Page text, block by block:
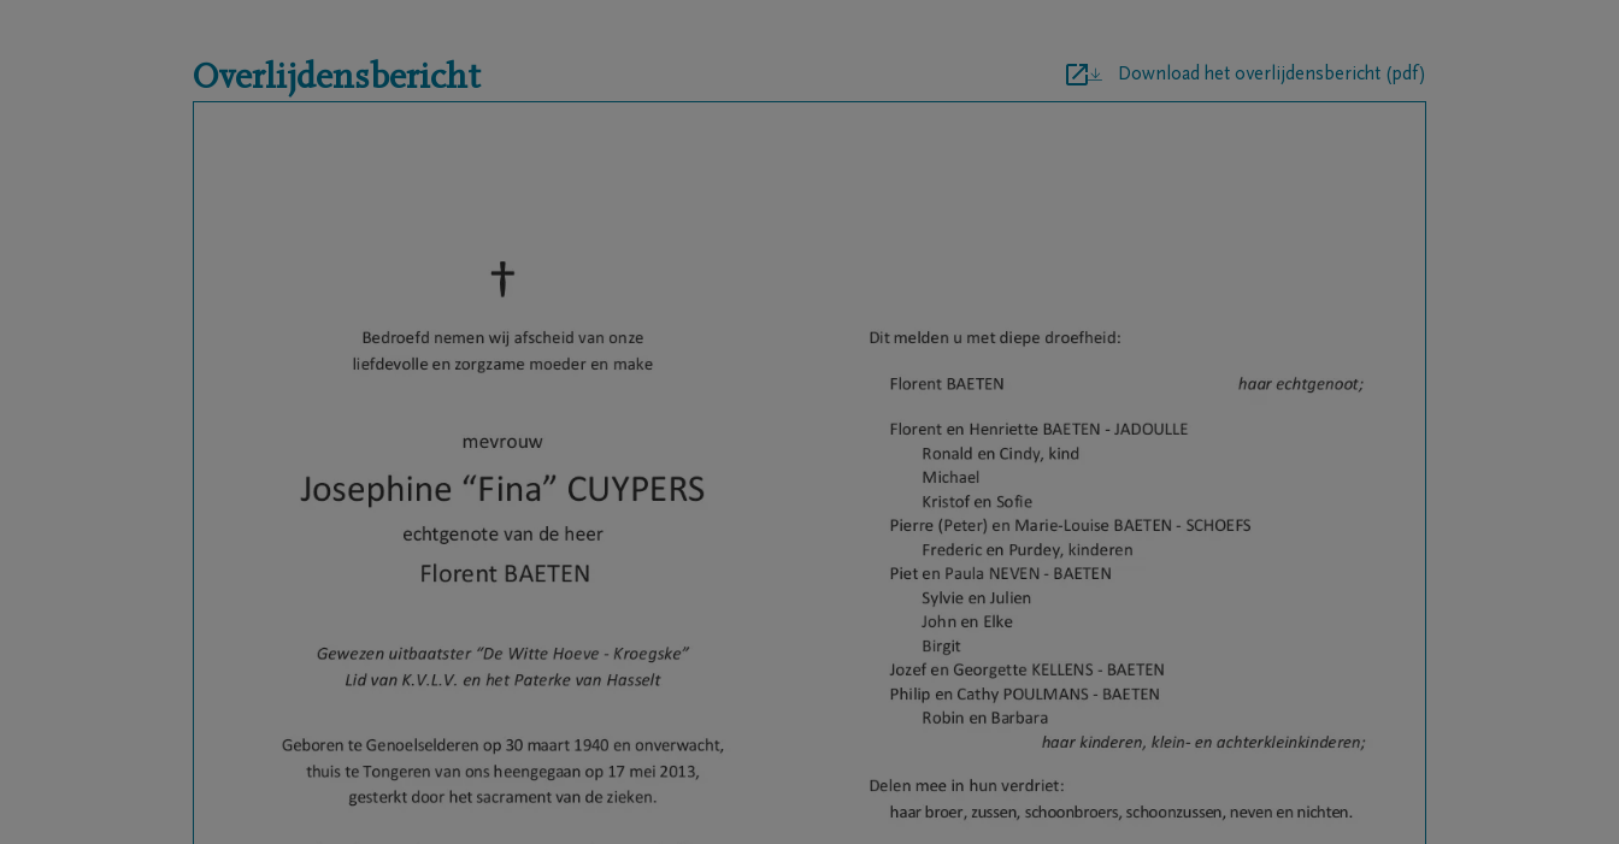
Overlijdensbericht Download het overlijdensbericht (pdf)